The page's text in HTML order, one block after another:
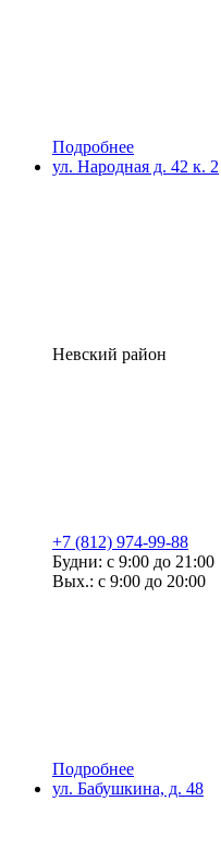
Подробнее
ул. Народная д. 42 к. 2
Невский район
+7 (812) 974-99-88
Будни: с 9:00 до 21:00
Вых.: с 9:00 до 20:00
Подробнее
ул. Бабушкина, д. 48